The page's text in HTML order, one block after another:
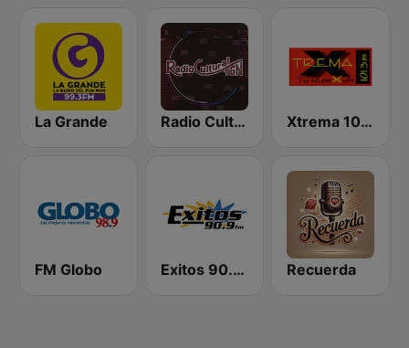
La Grande Radio Cultural TGN Xtrema 101.3 FM
FM Globo Exitos 90.9 FM Recuerda